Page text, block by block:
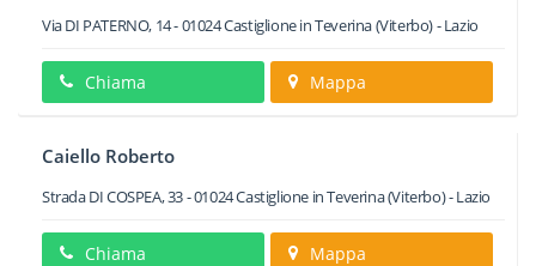
Via DI PATERNO, 14-01024Castiglione in Teverina(Viterbo) -Lazio
Chiama Mappa
Caiello Roberto
Strada DI COSPEA, 33-01024Castiglione in Teverina(Viterbo) -Lazio
Chiama Mappa